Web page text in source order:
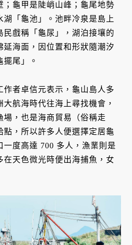
；龜甲是陡峭山峰；龜尾地勢
湖「龜池」。池畔冷泉是島上
民戲稱「龜尿」，湖泊接壤的
延海面，因位置和形狀隨潮汐
尾」。
作者卓信元表示，龜山島人多
航海時代往海上尋找機會，
場，也是海商貿易（俗稱走
點，所以許多人便選擇定居龜
一度高達 700 多人，漁業則是
在天色微光時便出海捕魚，女